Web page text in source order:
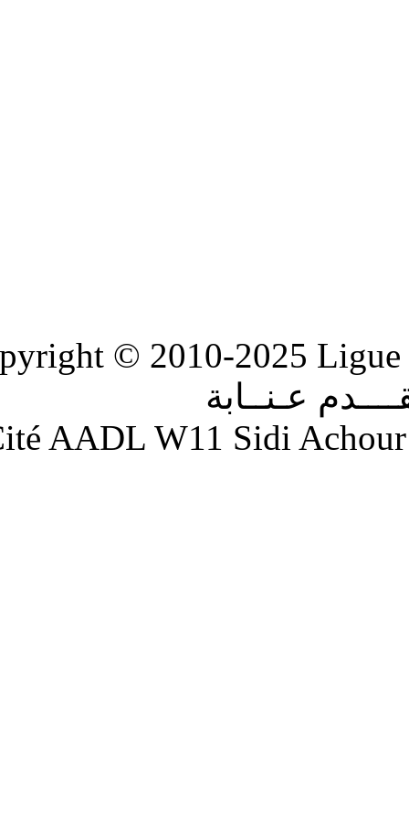
Copyright © 2010-
Adresse : Cité AADL W11